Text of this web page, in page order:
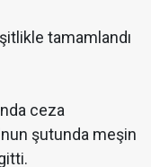
tamamlandı
ceza
şutunda meşin